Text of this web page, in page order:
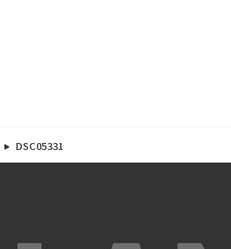
DSC05331